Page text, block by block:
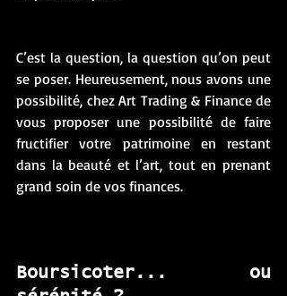
C’est la question, la question qu’on peut
se poser. Heureusement, nous avons une
possibilité, chez Art Trading & Finance de
vous proposer une possibilité de faire
fructifier votre patrimoine en restant
dans la beauté et l’art, tout en prenant
grand soin de vos finances.
Boursicoter... ou